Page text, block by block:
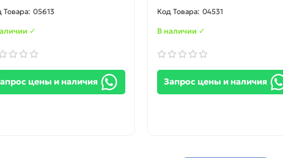
05613
✓
цены и наличия
04531
В наличии ✓
Запрос цены и наличия